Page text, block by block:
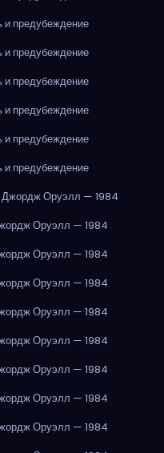
предубеждение
предубеждение
предубеждение
предубеждение
предубеждение
предубеждение
Джордж Оруэлл — 1984
Оруэлл — 1984
Оруэлл — 1984
Оруэлл — 1984
Оруэлл — 1984
Оруэлл — 1984
Оруэлл — 1984
Оруэлл — 1984
Оруэлл — 1984